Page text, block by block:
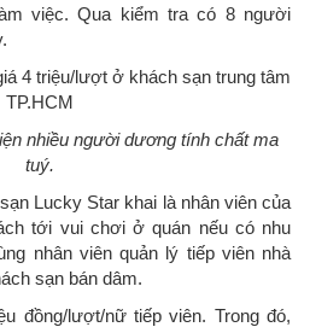
việc. Qua kiểm tra có 8 người
nhiều người dương tính chất ma
tuý.
Lucky Star khai là nhân viên của
tới vui chơi ở quán nếu có nhu
nhân viên quản lý tiếp viên nhà
sạn bán dâm.
đồng/lượt/nữ tiếp viên. Trong đó,